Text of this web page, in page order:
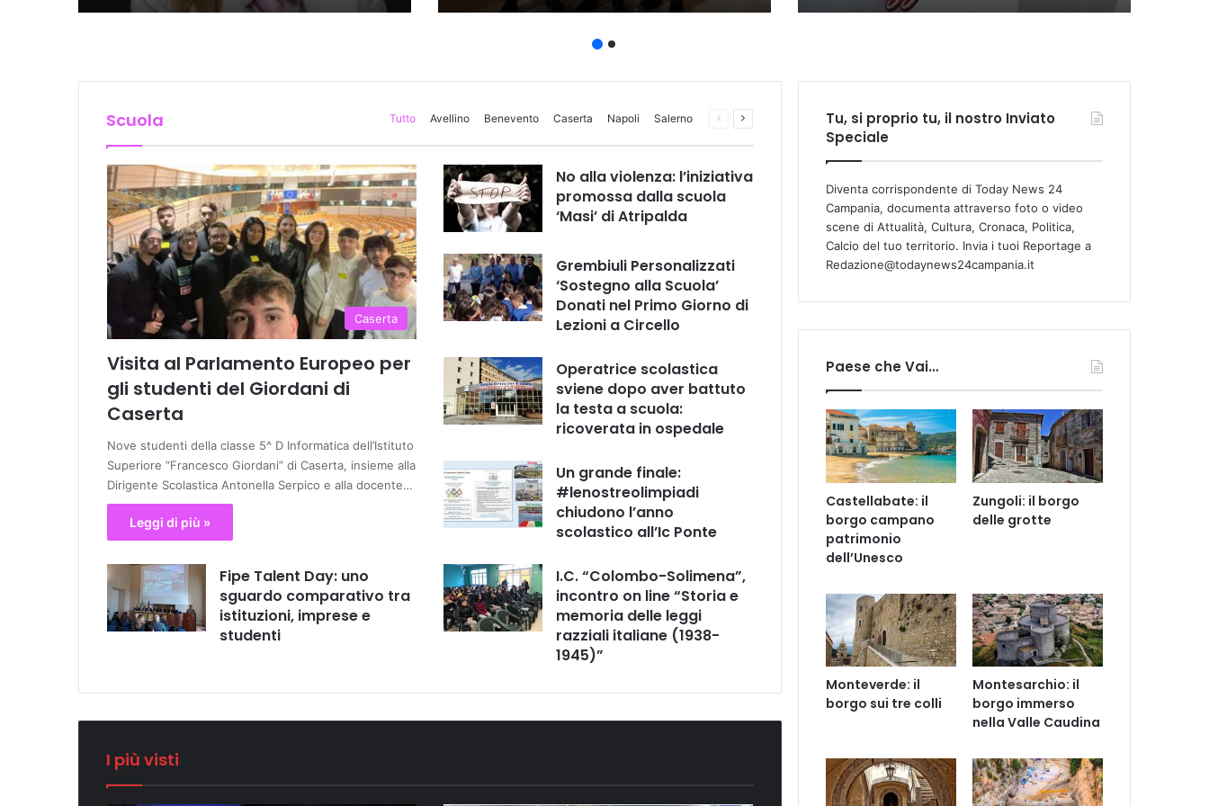
Scuola Tutto Avellino Benevento Caserta Napoli Salerno
Pagina
Caserta
Visita al Parlamento Europeo per
gli studenti del Giordani di
Caserta
Nove studenti della classe 5^ D Informatica dell’Istituto
Superiore “Francesco Giordani” di Caserta, insieme alla
Dirigente Scolastica Antonella Serpico e alla docente…
Leggi di più »
No alla violenza: l’iniziativa
promossa dalla scuola
‘Masi’ di Atripalda
Grembiuli Personalizzati
‘Sostegno alla Scuola’
Donati nel Primo Giorno di
Lezioni a Circello
Operatrice scolastica
sviene dopo aver battuto
la testa a scuola:
ricoverata in ospedale
Un grande finale:
#lenostreolimpiadi
chiudono l’anno
scolastico all’Ic Ponte
Fipe Talent Day: uno
sguardo comparativo tra
istituzioni, imprese e
studenti
I.C. “Colombo-Solimena”,
incontro on line “Storia e
memoria delle leggi
razziali italiane (1938-
1945)”
I più visti
Tu, si proprio tu, il nostro Inviato
Speciale
Diventa corrispondente di Today News 24
Campania, documenta attraverso foto o video
scene di Attualità, Cultura, Cronaca, Politica,
Calcio del tuo territorio. Invia i tuoi Reportage a
Redazione@todaynews24campania.it
Paese che Vai…
Castellabate: il
borgo campano
patrimonio
dell’Unesco
Zungoli: il borgo
delle grotte
Monteverde: il
borgo sui tre colli
Montesarchio: il
borgo immerso
nella Valle Caudina